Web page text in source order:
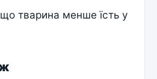
тварина менше їсть у